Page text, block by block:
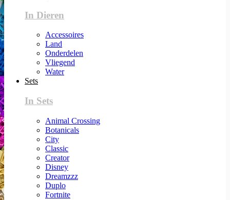
In Dieren
Accessoires
Land
Onderdelen
Vliegend
Water
Sets
In Sets
Animal Crossing
Botanicals
City
Classic
Creator
Disney
Dreamzzz
Duplo
Fortnite